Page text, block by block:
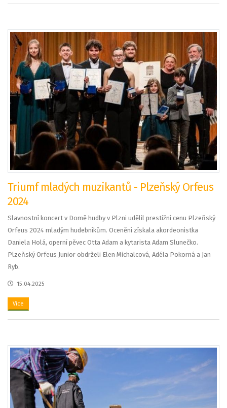
Triumf mladých muzikantů - Plzeňský Orfeus
2024
Slavnostní koncert v Domě hudby v Plzni udělil prestižní cenu Plzeňský
Orfeus 2024 mladým hudebníkům. Ocenění získala akordeonistka
Daniela Holá, operní pěvec Otta Adam a kytarista Adam Slunečko.
Plzeňský Orfeus Junior obdrželi Elen Michalcová, Adéla Pokorná a Jan
Ryb.
15.04.2025
Více